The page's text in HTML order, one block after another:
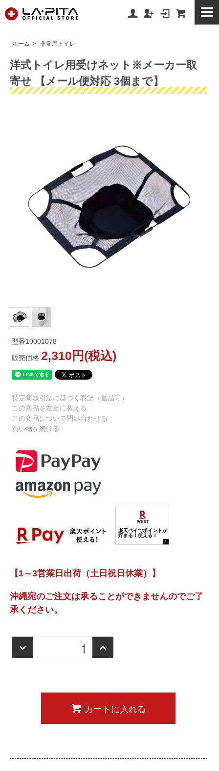
ホーム > 非常用トイレ
洋式トイレ用受けネット※メーカー取
寄せ 【メール便対応 3個まで】
型番10001078
販売価格2,310円(税込)
特定商取引法に基づく表記（返品等）
この商品を友達に教える
この商品について問い合わせる
買い物を続ける
【1～3営業日出荷（土日祝日休業）】
沖縄宛のご注文は承ることができませんのでご了
承ください。
カートに入れる